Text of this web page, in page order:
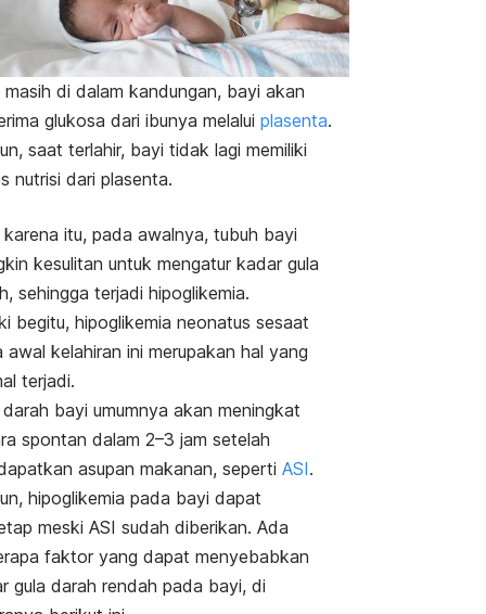
masih di dalam kandungan, bayi akan
glukosa dari ibunya melalui plasenta.
saat terlahir, bayi tidak lagi memiliki
nutrisi dari plasenta.
karena itu, pada awalnya, tubuh bayi
kesulitan untuk mengatur kadar gula
sehingga terjadi hipoglikemia.
begitu, hipoglikemia neonatus sesaat
awal kelahiran ini merupakan hal yang
terjadi.
darah bayi umumnya akan meningkat
spontan dalam 2–3 jam setelah
asupan makanan, seperti ASI.
hipoglikemia pada bayi dapat
meski ASI sudah diberikan. Ada
faktor yang dapat menyebabkan
gula darah rendah pada bayi, di